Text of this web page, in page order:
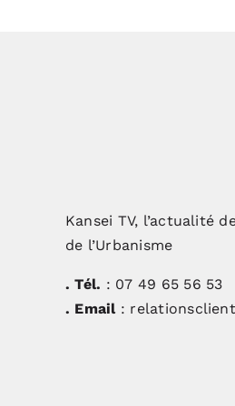
Kansei TV, l’actualité
de l’Urbanisme
. Tél. : 07 49 65 56 53
. Email: